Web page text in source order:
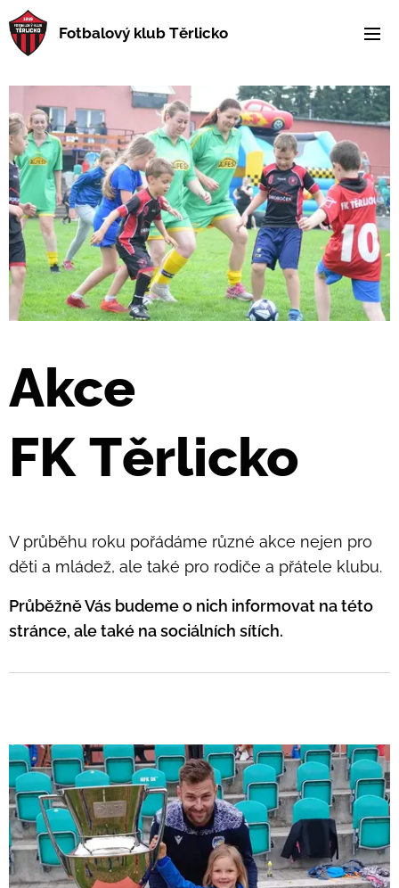
Fotbalový klub Těrlicko
Akce
FK Těrlicko
V průběhu roku pořádáme různé akce nejen pro
děti a mládež, ale také pro rodiče a přátele klubu.
Průběžně Vás budeme o nich informovat na této
stránce, ale také na sociálních sítích.